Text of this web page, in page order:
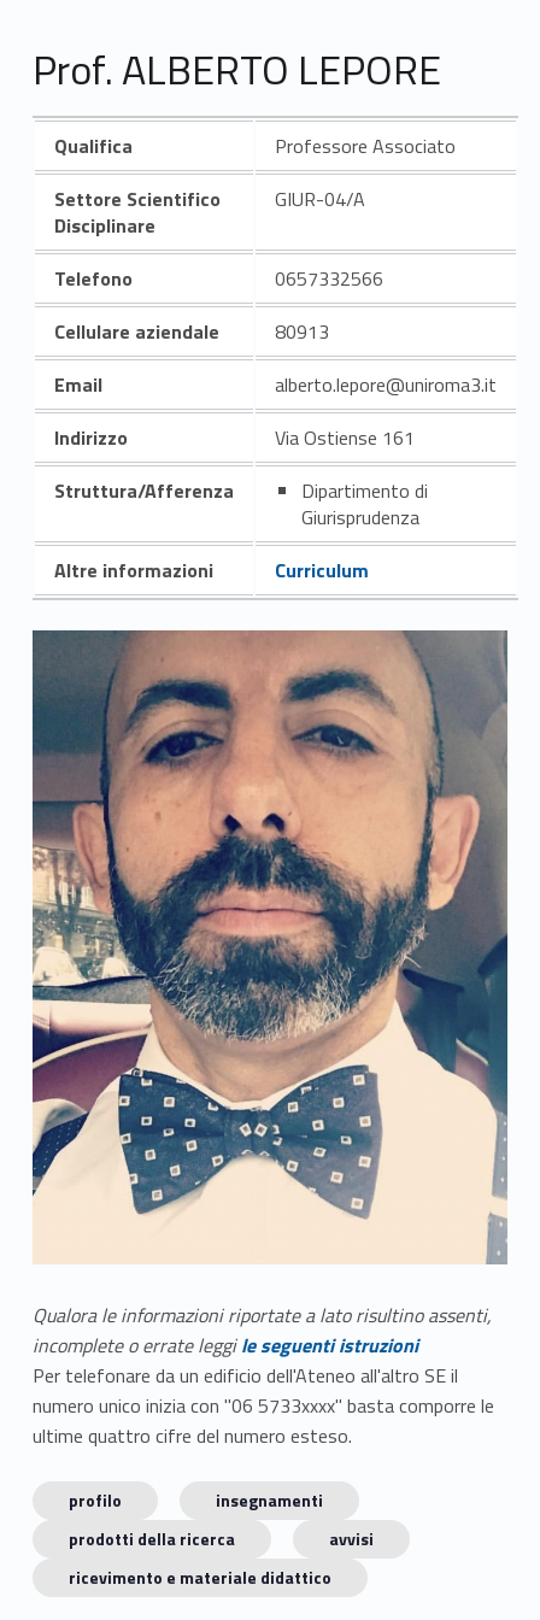
Prof. ALBERTO LEPORE
Qualifica
Professore Associato
Settore Scientifico
Disciplinare
GIUR-04/A
Telefono
0657332566
Cellulare aziendale
80913
Email
alberto.lepore@uniroma3.it
Indirizzo
Via Ostiense 161
Struttura/Afferenza
Dipartimento di
Giurisprudenza
Altre informazioni
Curriculum
Qualora le informazioni riportate a lato risultino assenti,
incomplete o errate leggile seguenti istruzioni
Per telefonare da un edificio dell'Ateneo all'altro SE il
numero unico inizia con "06 5733xxxx" basta comporre le
ultime quattro cifre del numero esteso.
profilo
insegnamenti
prodotti della ricerca
avvisi
ricevimento e materiale didattico